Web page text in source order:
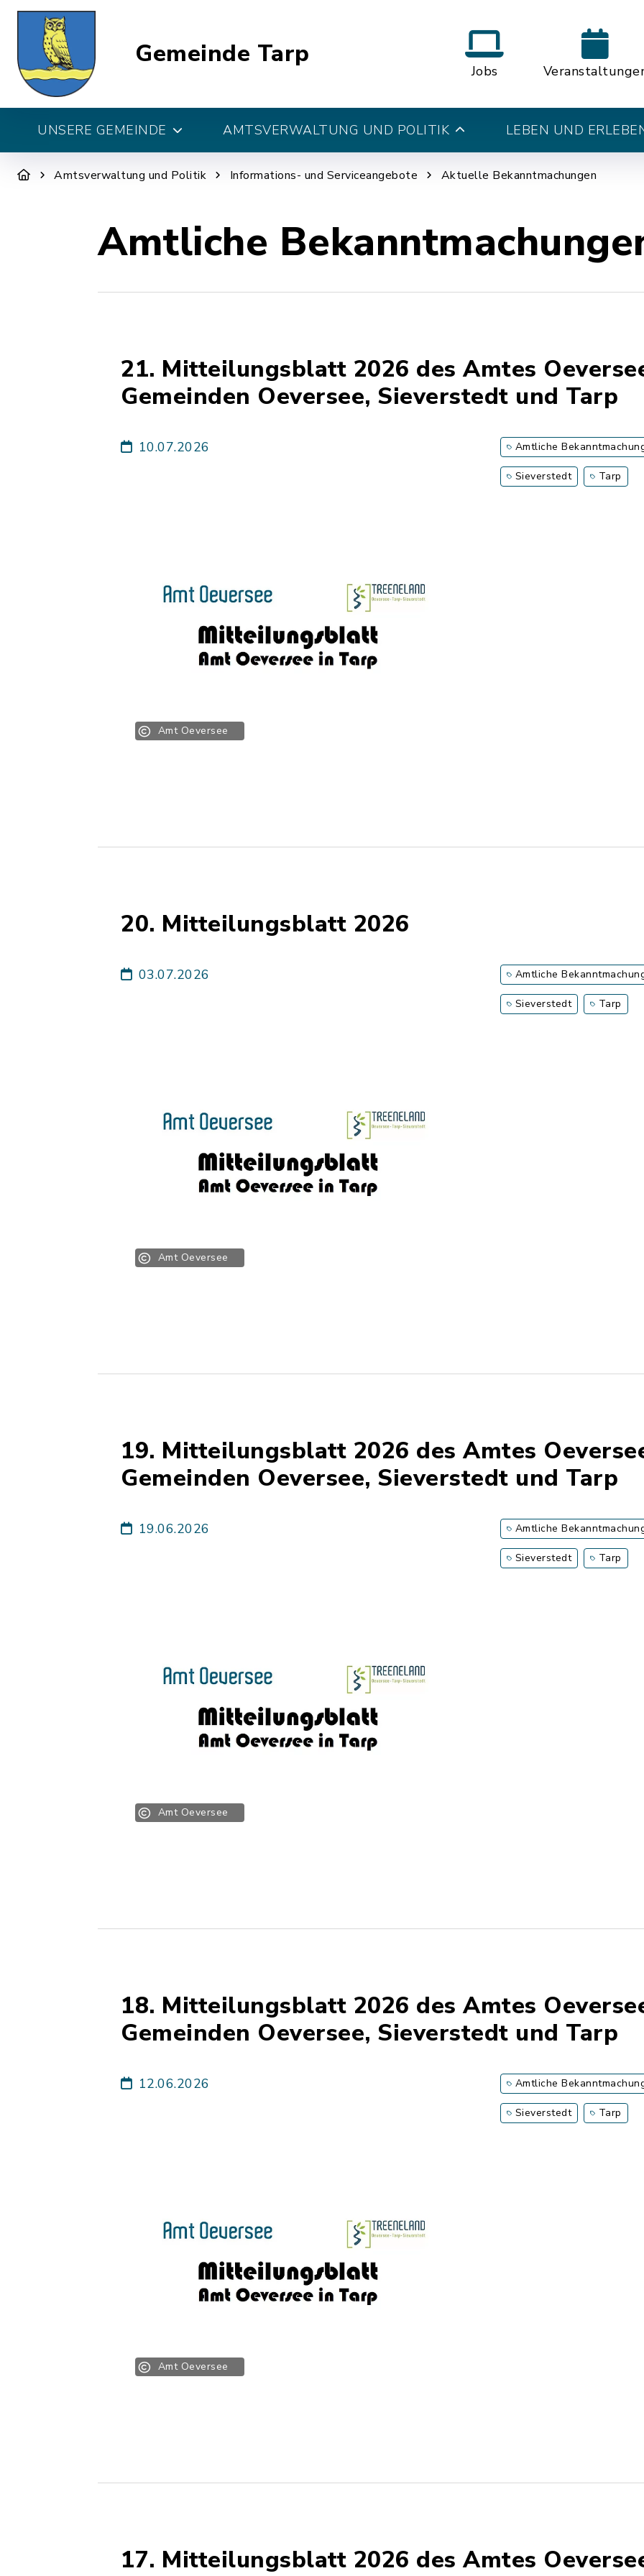
Gemeinde Tarp
Jobs
UNSERE GEMEINDE AMTSVERWALTUNG UND POLITIK LEBEN UND
Amtsverwaltung und Politik Informations- und Serviceangebote Aktuelle Bekanntmachungen
Amtliche
21. Mitteilungsblatt 2026 des Amtes
Gemeinden Oeversee, Sieverstedt und Tarp
10.07.2026 Amtliche
Sieverstedt Tarp
Amt Oeversee
20. Mitteilungsblatt 2026
03.07.2026 Amtliche
Sieverstedt Tarp
Amt Oeversee
19. Mitteilungsblatt 2026 des Amtes
Gemeinden Oeversee, Sieverstedt und Tarp
19.06.2026 Amtliche
Sieverstedt Tarp
Amt Oeversee
18. Mitteilungsblatt 2026 des Amtes
Gemeinden Oeversee, Sieverstedt und Tarp
12.06.2026 Amtliche
Sieverstedt Tarp
Amt Oeversee
17. Mitteilungsblatt 2026 des Amtes